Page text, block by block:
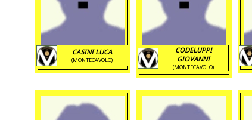
CASINI LUCA
(MONTECAVOLO)
CODELUPPI
GIOVANNI
(MONTECAVOLO)